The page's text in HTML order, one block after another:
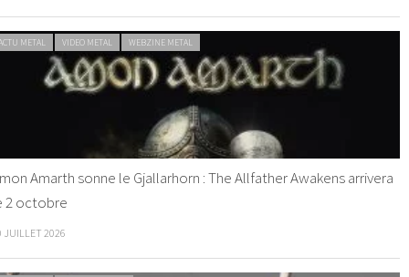
METAL VIDEO METAL WEBZINE METAL
Amarth sonne le Gjallarhorn : The Allfather Awakens arrivera
2 octobre
JUILLET 2026